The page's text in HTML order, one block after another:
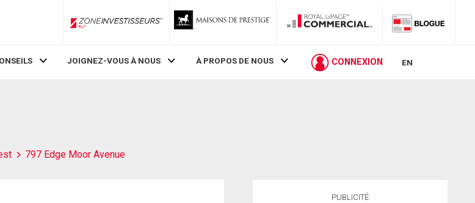
ZoneInvestisseurs RLP
JOIGNEZ-VOUS À NOUS À PROPOS DE NOUS CONNEXION EN
797 Edge Moor Avenue
PUBLICITÉ